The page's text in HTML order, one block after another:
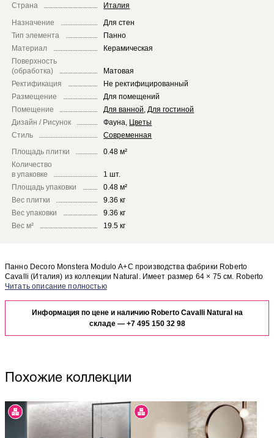
Страна
Италия
Назначение
Для стен
Тип элемента
Панно
Материал
Керамическая
Поверхность
(обработка)
Матовая
Ректификация
Не ректифицированный
Размещение
Для помещений
Помещение
Для ванной Для гостиной
Дизайн / Рисунок
Фауна Цветы
Стиль
Современная
Площадь плитки
0.48 м²
Количество
в упаковке
1 шт.
Площадь упаковки
0.48 м²
Вес плитки
9.36 кг
Вес упаковки
9.36 кг
Вес м²
19.5 кг
Панно Decoro Monstera Modulo A+C производства фабрики Roberto
Cavalli (Италия) из коллекции Natural. Имеет размер 64 × 75 см. Roberto
Cavalli Natural Decoro Monstera Modulo A+C отлично сочетается с
выглядеть в отделке Вашего помещения, закажите бесплатный дизайн-
проект с использованием элементов коллекции Roberto Cavalli Natural.
Информация по цене и наличию Roberto Cavalli Natural на
складе — +7 495 150 32 98
Похожие коллекции